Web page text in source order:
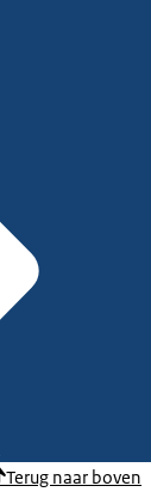
Terug naar boven